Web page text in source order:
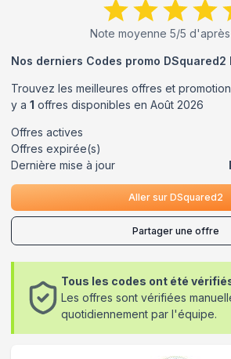
Note moyenne 5/5 d'après
Nos derniers Codes promo DSquared2
Trouvez les meilleures offres et
y a 1 offres disponibles en Août 2026
Offres actives
Offres expirée(s)
Dernière mise à jour
Aller sur DSquared2
Partager une offre
Tous les codes ont été
Les offres sont vérifiées
quotidiennement par l'équipe.